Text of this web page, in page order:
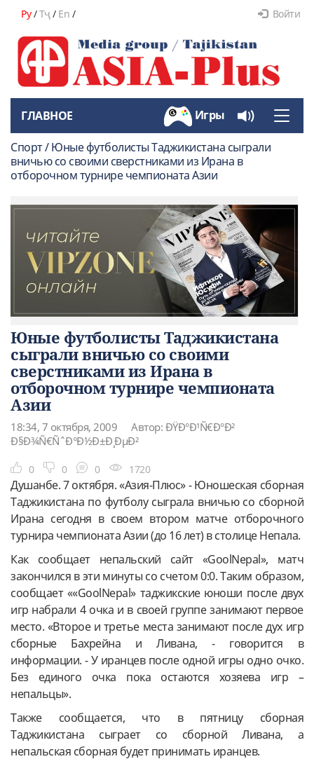
Ру/Тҷ/ En / Войти
Toggle
ГЛАВНОЕ Игры
Спорт / Юные футболисты Таджикистана сыграли
вничью со своими сверстниками из Ирана в
отборочном турнире чемпионата Азии
Юные футболисты Таджикистана
сыграли вничью со своими
сверстниками из Ирана в
отборочном турнире чемпионата
Азии
18:34, 7 октября, 2009
Автор: ÐŸÐ°Ð¹Ñ€Ð°Ð²
Ð§Ð¾Ñ€ÑˆÐ°Ð½Ð±Ð¸ÐµÐ²
0 0 0 1720
Душанбе. 7 октября. «Азия-Плюс» - Юношеская сборная
Таджикистана по футболу сыграла вничью со сборной
Ирана сегодня в своем втором матче отборочного
турнира чемпионата Азии (до 16 лет) в столице Непала.
Как сообщает непальский сайт «GoolNepal», матч
закончился в эти минуты со счетом 0:0. Таким образом,
сообщает ««GoolNepal» таджикские юноши после двух
игр набрали 4 очка и в своей группе занимают первое
место. «Второе и третье места занимают после дух игр
сборные Бахрейна и Ливана, - говорится в
информации. - У иранцев после одной игры одно очко.
Без единого очка пока остаются хозяева игр –
непальцы».
Также сообщается, что в пятницу сборная
Таджикистана сыграет со сборной Ливана, а
непальская сборная будет принимать иранцев.